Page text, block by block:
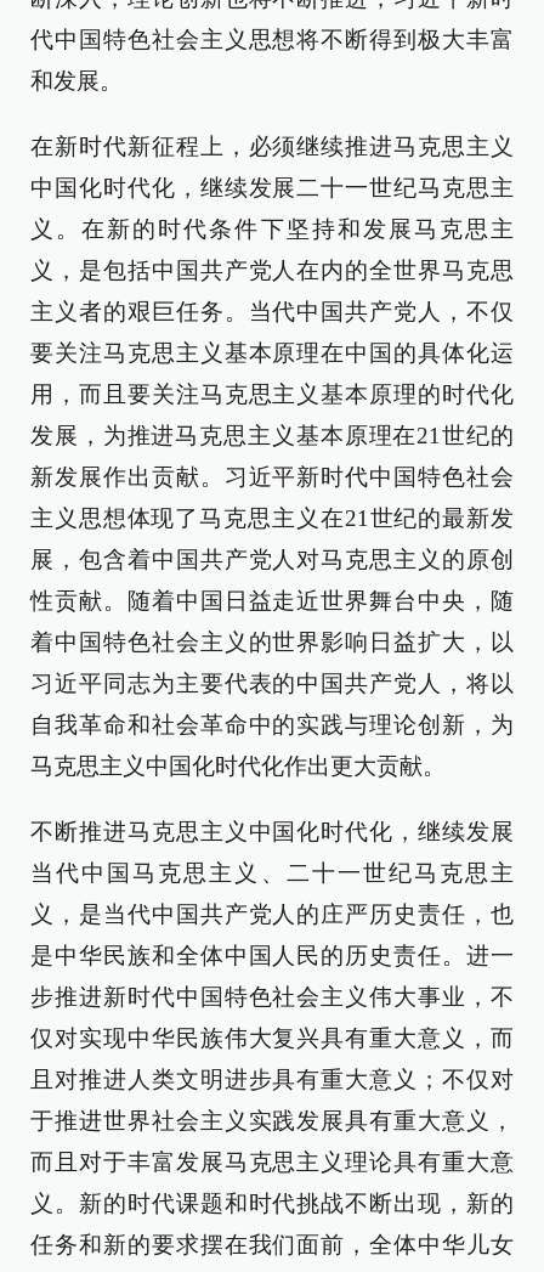
代中国特色社会主义思想将不断得到极大丰富
和发展。
在新时代新征程上，必须继续推进马克思主义
中国化时代化，继续发展二十一世纪马克思主
义。在新的时代条件下坚持和发展马克思主
义，是包括中国共产党人在内的全世界马克思
主义者的艰巨任务。当代中国共产党人，不仅
要关注马克思主义基本原理在中国的具体化运
用，而且要关注马克思主义基本原理的时代化
发展，为推进马克思主义基本原理在21世纪的
新发展作出贡献。习近平新时代中国特色社会
主义思想体现了马克思主义在21世纪的最新发
展，包含着中国共产党人对马克思主义的原创
性贡献。随着中国日益走近世界舞台中央，随
着中国特色社会主义的世界影响日益扩大，以
习近平同志为主要代表的中国共产党人，将以
自我革命和社会革命中的实践与理论创新，为
马克思主义中国化时代化作出更大贡献。
不断推进马克思主义中国化时代化，继续发展
当代中国马克思主义、二十一世纪马克思主
义，是当代中国共产党人的庄严历史责任，也
是中华民族和全体中国人民的历史责任。进一
步推进新时代中国特色社会主义伟大事业，不
仅对实现中华民族伟大复兴具有重大意义，而
且对推进人类文明进步具有重大意义；不仅对
于推进世界社会主义实践发展具有重大意义，
而且对于丰富发展马克思主义理论具有重大意
义。新的时代课题和时代挑战不断出现，新的
任务和新的要求摆在我们面前，全体中华儿女